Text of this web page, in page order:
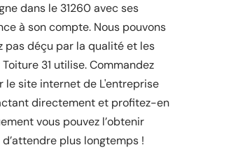
dans le 31260 avec ses
à son compte. Nous pouvons
pas déçu par la qualité et les
31 utilise. Commandez
le site internet de L'entreprise
directement et profitez-en
vous pouvez l’obtenir
plus longtemps !